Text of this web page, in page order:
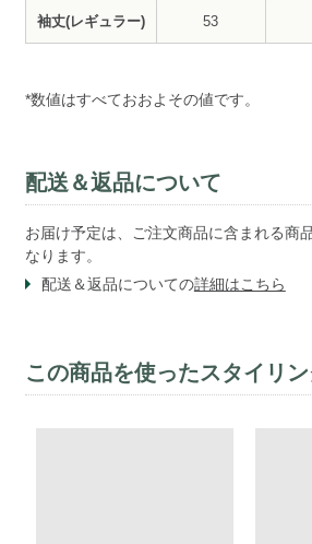
袖丈(レギュラー) 53
*数値はすべておおよその値です。
配送＆返品について
お届け予定は、ご注文商品に含まれる商
なります。
配送＆返品についての詳細はこちら
この商品を使ったスタイリ